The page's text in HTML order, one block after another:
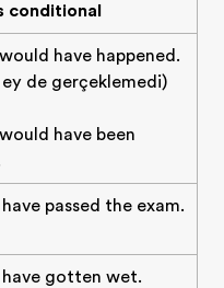
conditional
have happened.
de gerçekleşmedi)
have been
passed the exam.
gotten wet.